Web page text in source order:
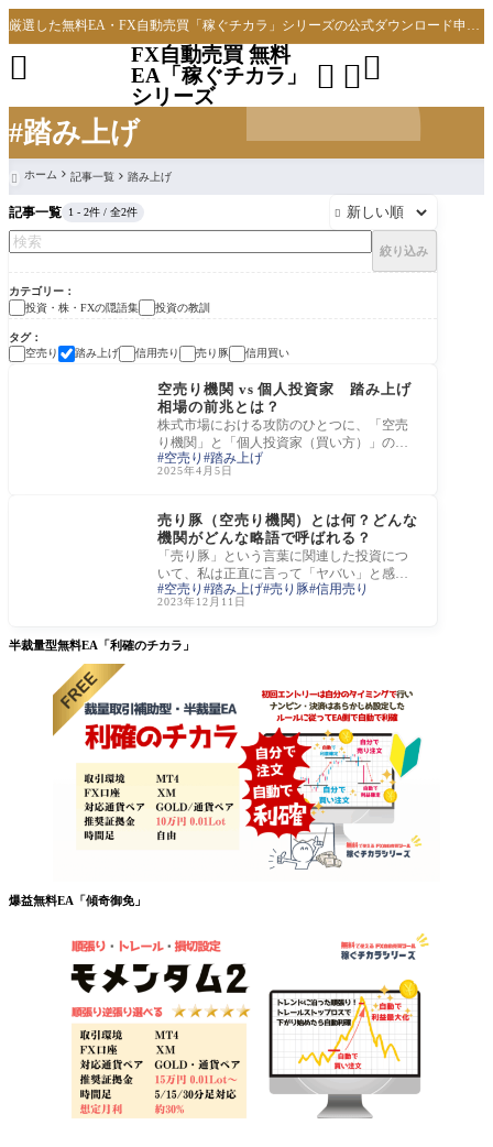
#踏み上げ
厳選した無料EA・FX自動売買「稼ぐチカラ」シリーズの公式ダウンロード申し込みサイト
FX自動売買 無料
EA「稼ぐチカラ」
シリーズ
 

 ホーム 記事一覧 踏み上げ
記事一覧 1 - 2件 / 全2件 
絞り込み
カテゴリー
投資・株・FXの隠語集
投資の教訓
タグ
空売り
踏み上げ 信用売り 売り豚 信用買い
投資・株・FXの隠語集
空売り機関 vs 個人投資家 踏み上げ
相場の前兆とは？
株式市場における攻防のひとつに、「空売
り機関」と「個人投資家（買い方）」の激
しい戦いがある。空売り機関は、株価の下
落を見
空売り 踏み上げ
2025年4月5日
売り豚（空売り機関）とは何？どんな
機関がどんな略語で呼ばれる？
「売り豚」という言葉に関連した投資につ
いて、私は正直に言って「ヤバい」と感じ
ています。この表現は、その投資が非常に
リスク
空売り 踏み上げ 売り豚 信用売り
2023年12月11日
半裁量型無料EA「利確のチカラ」
爆益無料EA「傾奇御免」